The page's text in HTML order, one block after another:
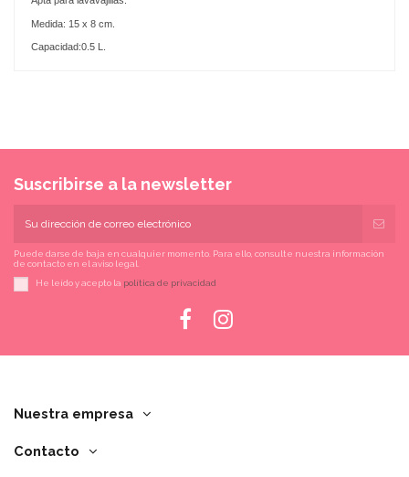
Medida: 15 x 8 cm.
Capacidad:0.5 L.
Suscribirse a la newsletter
Puede darse de baja en cualquier momento. Para ello, consulte nuestra información
de contacto en el aviso legal.
He leído y acepto la política de privacidad
Nuestra empresa
Contacto